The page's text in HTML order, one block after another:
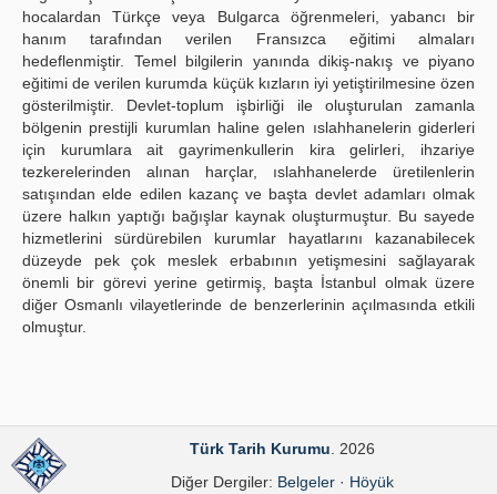
hocalardan Türkçe veya Bulgarca öğrenmeleri, yabancı bir
hanım tarafından verilen Fransızca eğitimi almaları
hedeflenmiştir. Temel bilgi­lerin yanında dikiş-nakış ve piyano
eğitimi de verilen kurumda küçük kızların iyi yetiştirilmesine özen
gösterilmiştir. Devlet-toplum işbirliği ile oluşturulan zamanla
bölgenin prestijli kurumlan haline gelen ıslahhanelerin giderleri
için kurumlara ait gayri­menkullerin kira gelirleri, ihzariye
tezkerelerinden alınan harçlar, ıslahhanelerde üretilenlerin
satışından elde edilen kazanç ve başta devlet adamları olmak
üzere halkın yaptığı bağışlar kaynak oluşturmuştur. Bu sayede
hizmetlerini sürdürebilen kurumlar hayatlarını kazanabilecek
düzeyde pek çok meslek erbabının yetişmesini sağlayarak
önemli bir görevi yerine getirmiş, başta İstanbul olmak üzere
diğer Osmanlı vilayet­lerinde de benzerlerinin açılmasında etkili
olmuştur.
Türk Tarih Kurumu . 2026
Diğer Dergiler: Belgeler· Höyük